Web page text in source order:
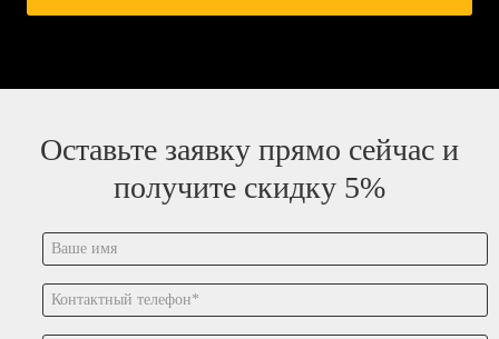
Оставьте заявку прямо сейчас и
получите скидку 5%